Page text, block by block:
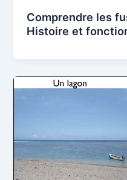
Comprendre les
Histoire et